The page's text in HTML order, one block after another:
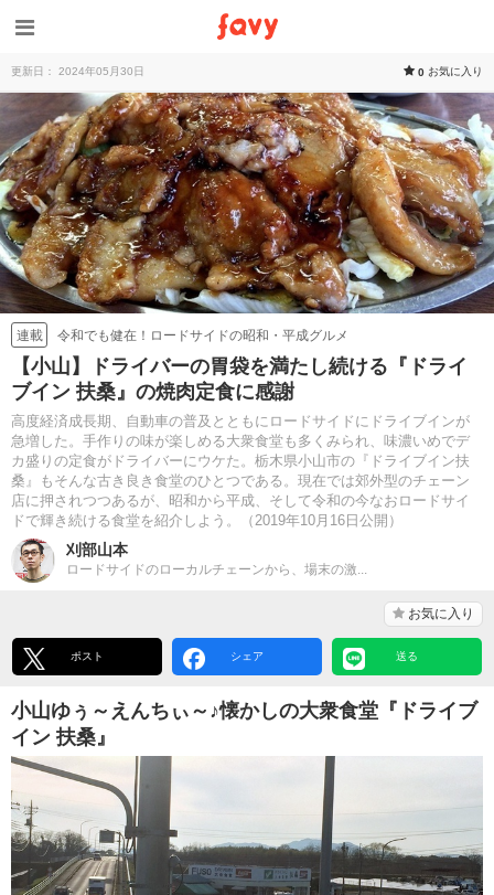
更新日： 2024年05月30日 0 お気に入り
連載 令和でも健在！ロードサイドの昭和・平成グルメ
【小山】ドライバーの胃袋を満たし続ける『ドライ
ブイン 扶桑』の焼肉定食に感謝
高度経済成長期、自動車の普及とともにロードサイドにドライブインが
急増した。手作りの味が楽しめる大衆食堂も多くみられ、味濃いめでデ
カ盛りの定食がドライバーにウケた。栃木県小山市の『ドライブイン扶
桑』もそんな古き良き食堂のひとつである。現在では郊外型のチェーン
店に押されつつあるが、昭和から平成、そして令和の今なおロードサイ
ドで輝き続ける食堂を紹介しよう。（2019年10月16日公開）
刈部山本
ロードサイドのローカルチェーンから、場末の激...
お気に入り
ポスト シェア 送る
小山ゆぅ～えんちぃ～♪懐かしの大衆食堂『ドライブ
イン 扶桑』